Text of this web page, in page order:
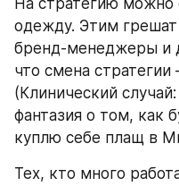
На стратегию
одежду. Этим
бренд-менеджеры и
что смена
(Клинический
фантазия о том, как
куплю себе плащ в
Тех, кто много